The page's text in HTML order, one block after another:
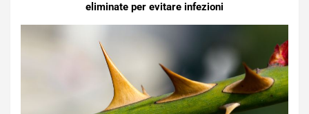
eliminate per evitare infezioni